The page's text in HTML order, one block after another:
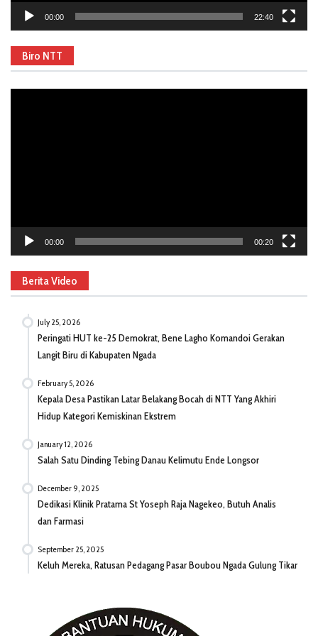
00:00 22:40
Biro NTT
00:00 00:20
Berita Video
July 25, 2026
Peringati HUT ke-25 Demokrat, Bene Lagho Komandoi Gerakan
Langit Biru di Kabupaten Ngada
February 5, 2026
Kepala Desa Pastikan Latar Belakang Bocah di NTT Yang Akhiri
Hidup Kategori Kemiskinan Ekstrem
January 12, 2026
Salah Satu Dinding Tebing Danau Kelimutu Ende Longsor
December 9, 2025
Dedikasi Klinik Pratama St Yoseph Raja Nagekeo, Butuh Analis
dan Farmasi
September 25, 2025
Keluh Mereka, Ratusan Pedagang Pasar Boubou Ngada Gulung Tikar